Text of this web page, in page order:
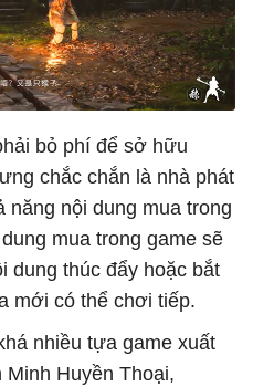
bỏ phí để sở hữu
chắc chắn là nhà phát
năng nội dung mua trong
mua trong game sẽ
dung thúc đẩy hoặc bắt
mới có thể chơi tiếp.
nhiều tựa game xuất
Huyền Thoại,